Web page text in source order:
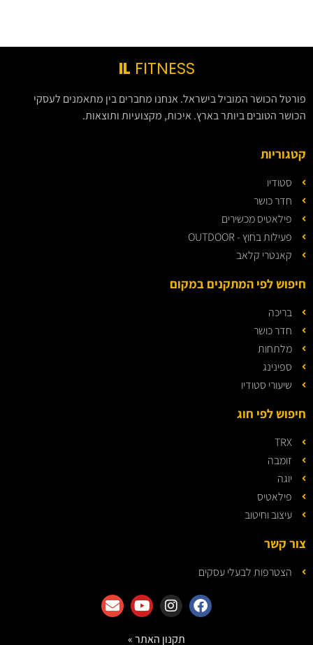
IL FITNESS
פורטל הכושר המוביל בישראל. אנחנו מחברים בין מתאמנים לעסקי
הכושר הטובים ביותר בארץ. איכות, מקצועיות ותוצאות.
קטגוריות
סטודיו
חדר כושר
פילאטיס מכשירים
פעילות בחוץ - OUTDOOR
קאנטרי קלאב
חיפוש לפי המתקנים במקום
בריכה
חדר כושר
מלתחות
ספינינג
שיעורי סטודיו
חיפוש לפי חוג
TRX
זומבה
יוגה
פילאטיס
עיצוב וחיטוב
צור קשר
הצטרפות לבעלי עסקים
תקנון האתר »